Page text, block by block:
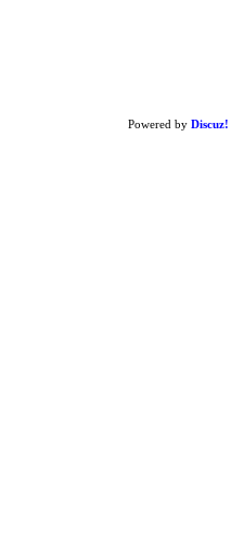
Powered by Discuz!